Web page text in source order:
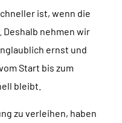
ist, wenn die
nehmen wir
ernst und
Start bis zum
bleibt.
zu verleihen, haben